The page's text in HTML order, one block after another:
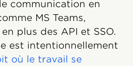
communication en
MS Teams,
plus des API et SSO.
est intentionnellement
où le travail se